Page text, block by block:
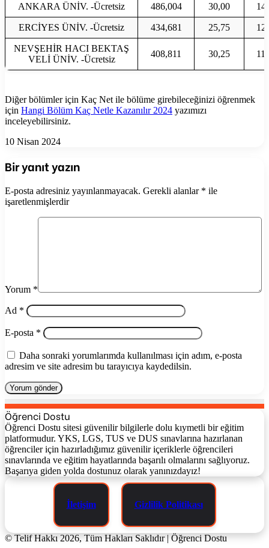
ANKARA ÜNİV. -Ücretsiz 486,004 30,00
ERCİYES ÜNİV. -Ücretsiz 434,681 25,75
NEVŞEHİR HACI BEKTAŞ
VELİ ÜNİV. -Ücretsiz
408,811 30,25
Diğer bölümler için Kaç Net ile bölüme girebileceğinizi öğrenmek
için Hangi Bölüm Kaç Netle Kazanılır 2024 yazımızı
inceleyebilirsiniz.
10 Nisan 2024
Bir yanıt yazın
E-posta adresiniz yayınlanmayacak. Gerekli alanlar * ile
işaretlenmişlerdir
Yorum *
Ad *
E-posta *
Daha sonraki yorumlarımda kullanılması için adım, e-posta
adresim ve site adresim bu tarayıcıya kaydedilsin.
Öğrenci Dostu
Öğrenci Dostu sitesi güvenilir bilgilerle dolu kıymetli bir eğitim
platformudur. YKS, LGS, TUS ve DUS sınavlarına hazırlanan
öğrenciler için hazırladığımız güvenilir içeriklerle öğrencileri
sınavlarında ve eğitim hayatlarında başarılı olmalarını sağlıyoruz.
Başarıya giden yolda dostunuz olarak yanınızdayız!
İletişim Gizlilik Politikası
© Telif Hakkı 2026, Tüm Hakları Saklıdır | Öğrenci Dostu